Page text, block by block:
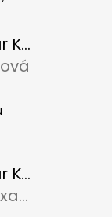
Kratzbaum für Katzen CHEESE ELIPSE colour
beträgt 5 von 5
Kratzbaum für Katzen CUBE Colour
beträgt 5 von 5
Kristina Alexandrová